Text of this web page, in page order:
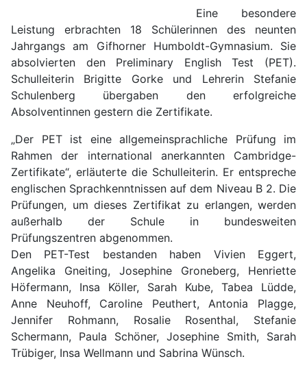
Eine besondere
Leistung erbrachten 18 Schülerinnen des neunten
Jahrgangs am Gifhorner Humboldt-Gymnasium. Sie
absolvierten den Preliminary English Test (PET).
Schulleiterin Brigitte Gorke und Lehrerin Stefanie
Schulenberg übergaben den erfolgreiche
Absolventinnen gestern die Zertifikate.
„Der PET ist eine allgemeinsprachliche Prüfung im
Rahmen der international anerkannten Cambridge-
Zertifikate“, erläuterte die Schulleiterin. Er entspreche
englischen Sprachkenntnissen auf dem Niveau B 2. Die
Prüfungen, um dieses Zertifikat zu erlangen, werden
außerhalb der Schule in bundesweiten
Prüfungszentren abgenommen.
Den PET-Test bestanden haben Vivien Eggert,
Angelika Gneiting, Josephine Groneberg, Henriette
Höfermann, Insa Köller, Sarah Kube, Tabea Lüdde,
Anne Neuhoff, Caroline Peuthert, Antonia Plagge,
Jennifer Rohmann, Rosalie Rosenthal, Stefanie
Schermann, Paula Schöner, Josephine Smith, Sarah
Trübiger, Insa Wellmann und Sabrina Wünsch.